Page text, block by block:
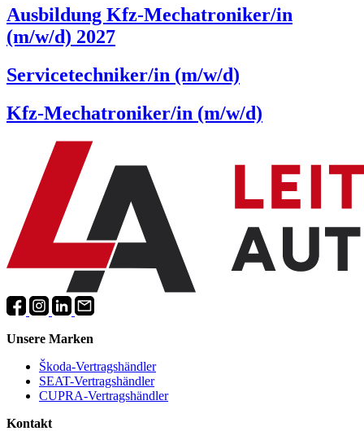
Ausbildung Kfz-Mechatroniker/in
(m/w/d) 2027
Service­techniker/in (m/w/d)
Kfz-Mechatroniker/in (m/w/d)
Unsere Marken
Škoda-Vertragshändler
SEAT-Vertragshändler
CUPRA-Vertragshändler
Kontakt